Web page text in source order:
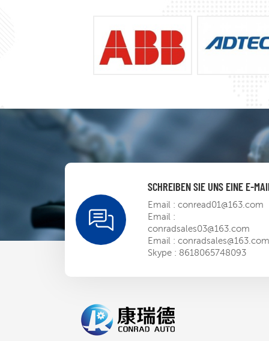
SCHREIBEN SIE UNS EINE E-MAIL
Email :conread01@163.com
Email :
conradsales03@163.com
Email :conradsales@163.com
Skype : 8618065748093